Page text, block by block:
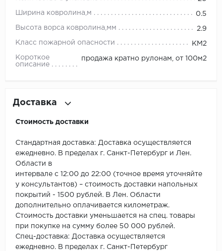
Primavera
SPC Alta Step
SPC Betta
SPC Flooring
SPC Ideal Flooring
Ширина ковролина,м 0.5
Высота ворса ковролина,мм 2.9
Класс пожарной опасности КМ2
Короткое
описание
продажа кратно рулонам, от 100м2
Доставка
Стоимость доставки
Стандартная доставка: Доставка осуществляется
ежедневно. В пределах г. Санкт-Петербург и Лен.
Области в
интервале с 12:00 до 22:00 (точное время уточняйте
у консультантов) – стоимость доставки напольных
покрытий - 1500 рублей. В Лен. Области
дополнительно оплачивается километраж.
Стоимость доставки уменьшается на спец. товары
при покупке на сумму более 50 000 рублей.
Спец-доставка: Доставка осуществляется
ежедневно. В пределах г. Санкт-Петербург